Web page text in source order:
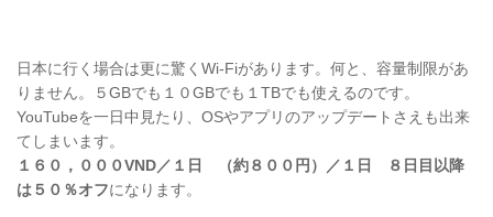
日本に行く場合は更に驚くWi-Fiがあります。何と、容量制限があ
りません。５GBでも１０GBでも１TBでも使えるのです。
YouTubeを一日中見たり、OSやアプリのアップデートさえも出来
てしまいます。
１６０，０００VND／１日 （約８００円）／１日 ８日目以降
は５０％オフになります。